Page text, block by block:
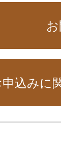
申込みに